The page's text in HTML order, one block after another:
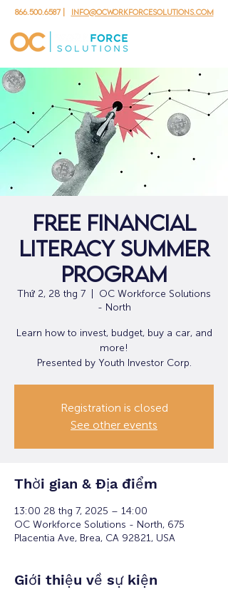
866.500.6587| info@ocworkforcesolutions.com
Free Financial
Literacy Summer
Program
Thứ 2, 28 thg 7
OC Workforce Solutions
- North
Learn how to invest, budget, buy a car, and
more!
Presented by Youth Investor Corp.
Registration is closed
See other events
Thời gian & Địa điểm
13:00 28 thg 7, 2025 – 14:00
OC Workforce Solutions - North, 675
Placentia Ave, Brea, CA 92821, USA
Giới thiệu về sự kiện